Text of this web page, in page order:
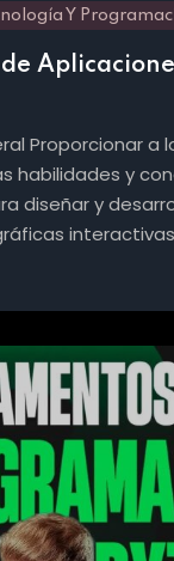
Y
Proporcionar a
habilidades y
diseñar y